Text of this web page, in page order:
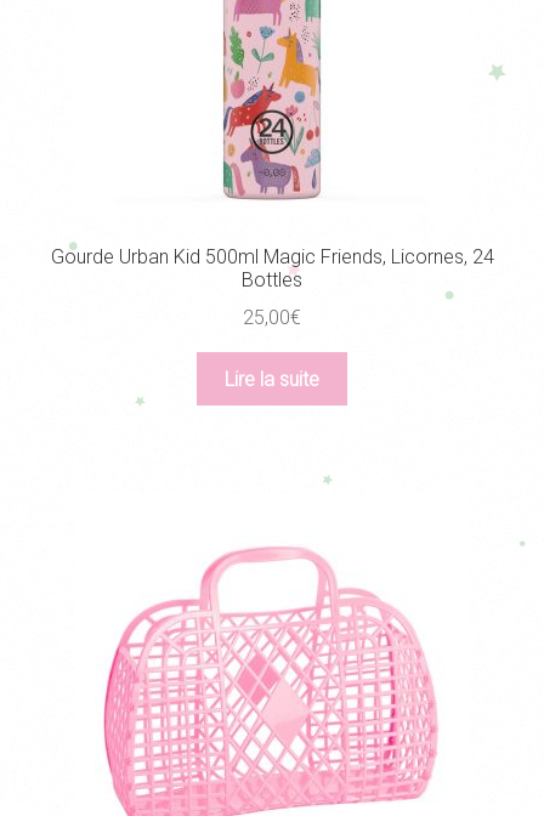
Gourde Urban Kid 500ml Magic Friends, Licornes, 24
Bottles
25,00€
Lire la suite